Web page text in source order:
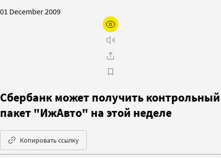
01 December 2009
Сбербанк может получить контрольный
пакет "ИжАвто" на этой неделе
Копировать ссылку